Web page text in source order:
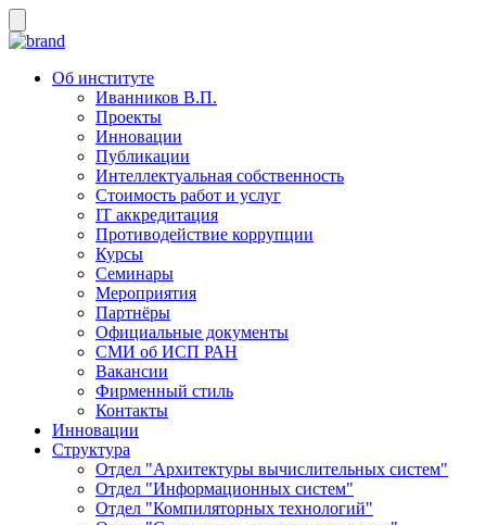
Об институте
Иванников В.П.
Проекты
Инновации
Публикации
Интеллектуальная собственность
Стоимость работ и услуг
IT аккредитация
Противодействие коррупции
Курсы
Семинары
Мероприятия
Партнёры
Официальные документы
СМИ об ИСП РАН
Вакансии
Фирменный стиль
Контакты
Инновации
Структура
Отдел "Архитектуры вычислительных систем"
Отдел "Информационных систем"
Отдел "Компиляторных технологий"